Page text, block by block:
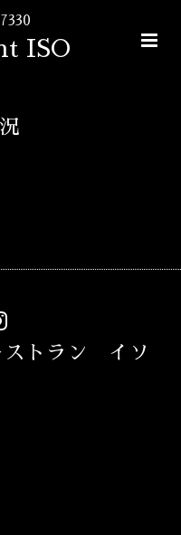
ISO
トラン イソ